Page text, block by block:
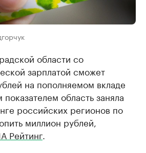
области со
зарплатой сможет
на пополняемом вкладе
показателем область заняла
российских регионов по
миллион рублей,
Рейтинг